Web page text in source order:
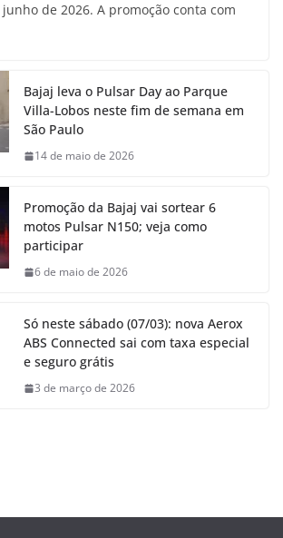
de 2026. A promoção conta com
Bajaj leva o Pulsar Day ao Parque
Villa-Lobos neste fim de semana em
São Paulo
14 de maio de 2026
Promoção da Bajaj vai sortear 6
motos Pulsar N150; veja como
participar
6 de maio de 2026
Só neste sábado (07/03): nova Aerox
ABS Connected sai com taxa especial
e seguro grátis
3 de março de 2026